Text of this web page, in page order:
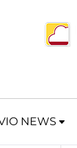
NEWS